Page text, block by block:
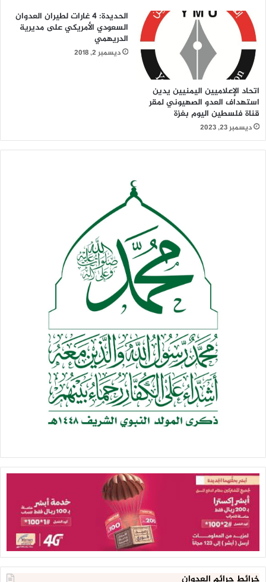
اتحاد الإعلاميين اليمنيين يدين
استهداف العدو الصهيوني لمقر
قناة فلسطين اليوم بغزة
ديسمبر 23, 2023
الحديدة: 4 غارات لطيران العدوان
السعودي الأمريكي على مديرية
الدريهمي
ديسمبر 2, 2018